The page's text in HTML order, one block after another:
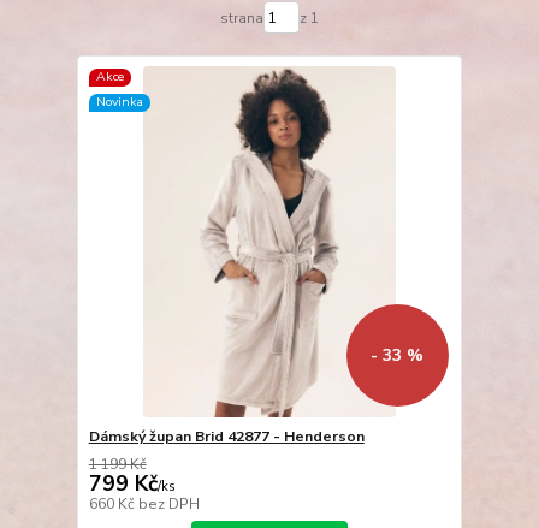
strana z 1
Akce
Novinka
- 33 %
Dámský župan Brid 42877 - Henderson
1 199 Kč
799 Kč/ks
660 Kč bez DPH